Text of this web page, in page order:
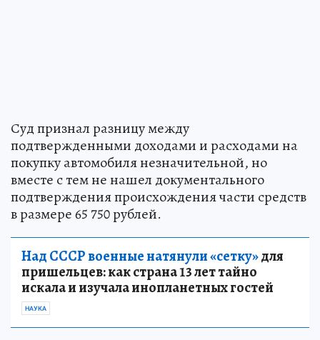
Суд признал разницу между
подтвержденными доходами и расходами на
покупку автомобиля незначительной, но
вместе с тем не нашел документального
подтверждения происхождения части средств
в размере 65 750 рублей.
Над СССР военные натянули «сетку»для
пришельцев: как страна 13 лет тайно
искала и изучала инопланетных гостей
НАУКА